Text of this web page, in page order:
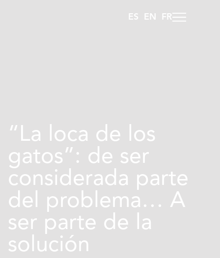
ES EN FR
“La loca de los
gatos”: de ser
considerada parte
del problema… A
ser parte de la
solución